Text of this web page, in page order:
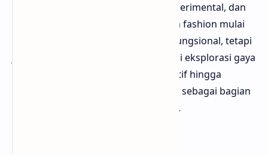
ilustrasi menjadi lebih personal, eksperimental, dan
bebas dari batasan realistis. Seniman fashion mulai
menciptakan karya yang tak hanya fungsional, tetapi
juga artistik. Ini membuka ruang bagi eksplorasi gaya
yang lebih berani, dari bentuk figuratif hingga
abstrak, menjadikan ilustrasi fashion sebagai bagian
penting dari dunia seni kontemporer.